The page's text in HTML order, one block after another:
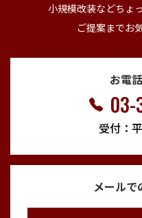
小規模改装などちょ
ご提案までお
お電
03-
受付：
メールで